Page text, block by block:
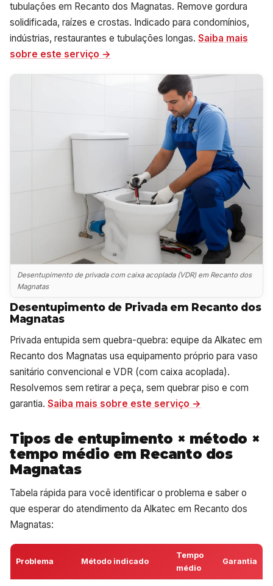
tubulações em Recanto dos Magnatas. Remove gordura
solidificada, raízes e crostas. Indicado para condomínios,
indústrias, restaurantes e tubulações longas. Saiba mais
sobre este serviço →
Desentupimento de privada com caixa acoplada (VDR) em Recanto dos
Magnatas
Desentupimento de Privada em Recanto dos
Magnatas
Privada entupida sem quebra-quebra: equipe da Alkatec em
Recanto dos Magnatas usa equipamento próprio para vaso
sanitário convencional e VDR (com caixa acoplada).
Resolvemos sem retirar a peça, sem quebrar piso e com
garantia. Saiba mais sobre este serviço →
Tipos de entupimento × método ×
tempo médio em Recanto dos
Magnatas
Tabela rápida para você identificar o problema e saber o
que esperar do atendimento da Alkatec em Recanto dos
Magnatas:
Problema Método indicado
Tempo
médio
Garantia